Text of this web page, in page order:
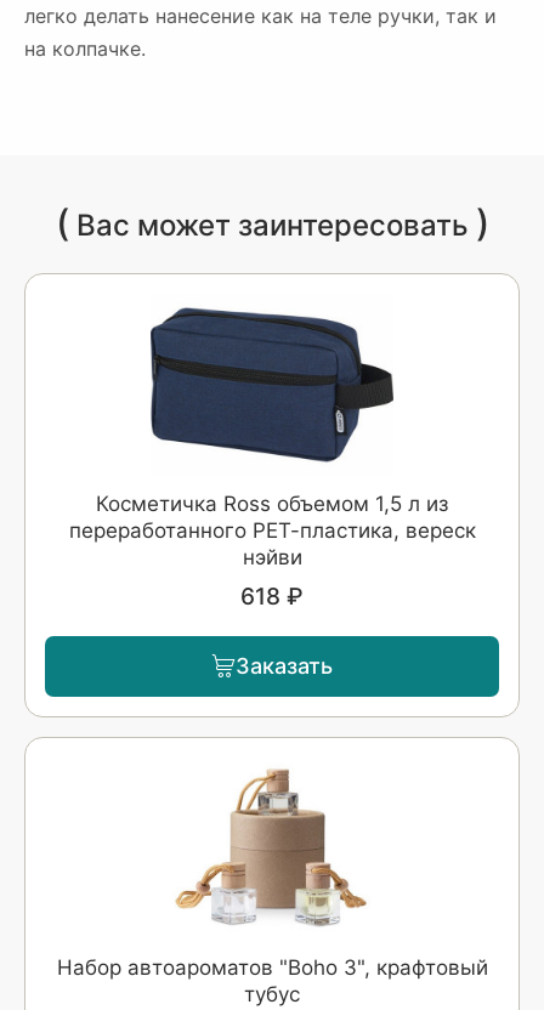
легко делать нанесение как на теле ручки, так и
на колпачке.
( Вас может заинтересовать )
Косметичка Ross объемом 1,5 л из
переработанного РЕТ-пластика, вереск
нэйви
618 ₽
Заказать
Набор автоароматов "Boho 3", крафтовый
тубус